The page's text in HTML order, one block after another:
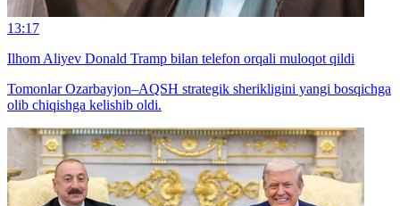
13:17
Ilhom Aliyev Donald Tramp bilan telefon orqali muloqot qildi
Tomonlar Ozarbayjon–AQSH strategik sherikligini yangi bosqichga
olib chiqishga kelishib oldi.